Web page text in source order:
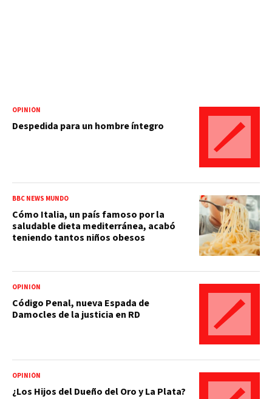
OPINIÓN
Despedida para un hombre íntegro
BBC NEWS MUNDO
Cómo Italia, un país famoso por la
saludable dieta mediterránea, acabó
teniendo tantos niños obesos
OPINIÓN
Código Penal, nueva Espada de
Damocles de la justicia en RD
OPINIÓN
¿Los Hijos del Dueño del Oro y La Plata?